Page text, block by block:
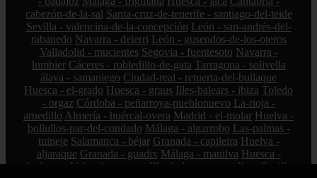
cabezón-de-la-sal Santa-cruz-de-tenerife - santiago-del-teide
Sevilla - valencina-de-la-concepción León - san-andrés-del-
rabanedo Navarra - deierri León - gusendos-de-los-oteros
Valladolid - mucientes Segovia - fuentesoto Navarra -
lumbier Cáceres - robledillo-de-gata Tarragona - solivella
álava - samaniego Ciudad-real - retuerta-del-bullaque
Huesca - el-grado Huesca - graus Illes-balears - ibiza Toledo
- orgaz Córdoba - peñarroya-pueblonuevo La-rioja -
arnedillo Almería - huércal-overa Madrid - el-molar Huelva -
bollullos-par-del-condado Málaga - algarrobo Las-palmas -
tuineje Salamanca - béjar Granada - capileira Huelva -
aljaraque Granada - guadix Málaga - manilva Huesca -
barbastro
Valencia - sagunt Illes-balears - ses-salines
Sevilla